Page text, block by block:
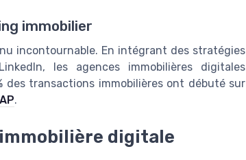
immobilier
incontournable. En intégrant des stratégies
les agences immobilières digitales
transactions immobilières ont débuté sur
.
immobilière digitale